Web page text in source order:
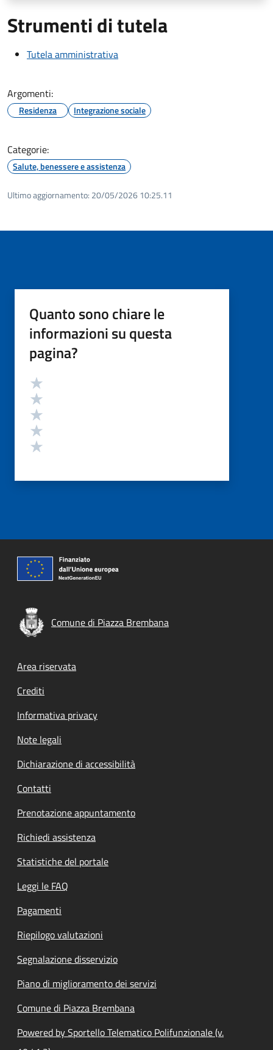
Strumenti di tutela
Tutela amministrativa
Argomenti:
Residenza Integrazione sociale
Categorie:
Salute, benessere e assistenza
Ultimo aggiornamento: 20/05/2026 10:25.11
Quanto sono chiare le
informazioni su questa
pagina?
Valutazione
Comune di Piazza Brembana
Footer menu
Area riservata
Crediti
Informativa privacy
Note legali
Dichiarazione di accessibilità
Contatti
Prenotazione appuntamento
Richiedi assistenza
Statistiche del portale
Leggi le FAQ
Pagamenti
Riepilogo valutazioni
Segnalazione disservizio
Piano di miglioramento dei servizi
Comune di Piazza Brembana
Powered by Sportello Telematico Polifunzionale (v.